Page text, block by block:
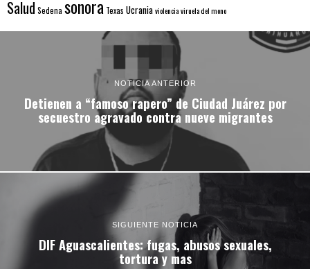
Salud Sedena sonora Texas Ucraniaviolenciaviruela del mono
NOTICIA ANTERIOR
Detienen a “famoso rapero” de Ciudad Juárez por
secuestro agravado contra nueve migrantes
SIGUIENTE NOTICIA
DIF Aguascalientes: fugas, abusos sexuales,
tortura y mas